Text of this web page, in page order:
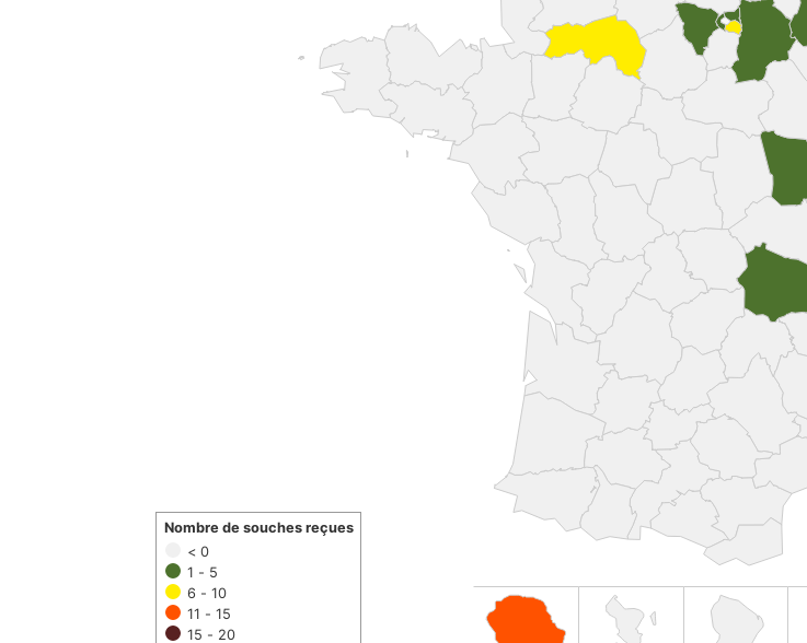
< 0
1 - 5
6 - 10
11 - 15
15 - 20
Nombre de souches reçues